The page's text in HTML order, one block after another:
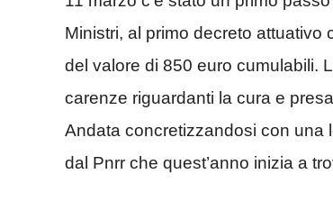
Ministri, al primo decreto
del valore di 850 euro cumulabili.
carenze riguardanti la cura e
Andata concretizzandosi con una
dal Pnrr che quest’anno inizia a